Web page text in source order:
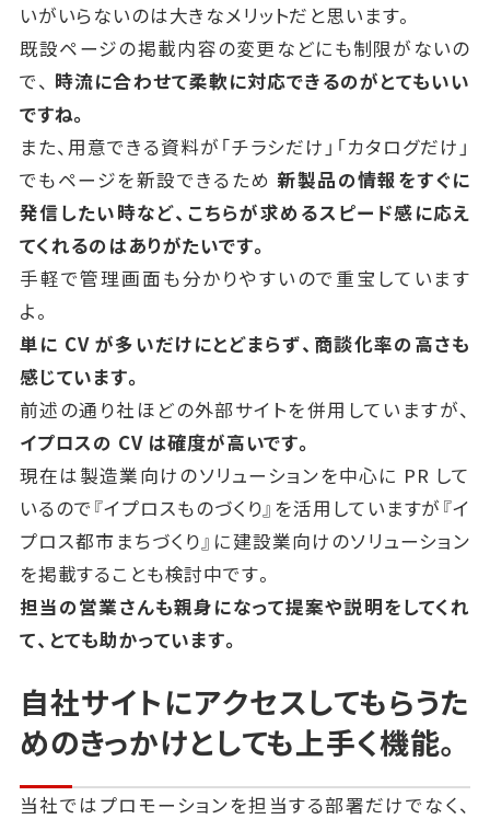
いがいらないのは大きなメリットだと思います。
既設ページの掲載内容の変更などにも制限がないの
で、 時流に合わせて柔軟に対応できるのがとてもいい
ですね。
また、用意できる資料が「チラシだけ」「カタログだけ」
でもページを新設できるため 新製品の情報をすぐに
発信したい時など、こちらが求めるスピード感に応え
てくれるのはありがたいです。
手軽で管理画面も分かりやすいので重宝しています
よ。
単に CV が多いだけにとどまらず、商談化率の高さも
感じています。
前述の通り社ほどの外部サイトを併用していますが、
イプロスの CV は確度が高いです。
現在は製造業向けのソリューションを中心に PR して
いるので『イプロスものづくり』を活用していますが 『イ
プロス都市まちづくり』に建設業向けのソリューション
を掲載することも検討中です。
担当の営業さんも親身になって提案や説明をしてくれ
て、とても助かっています。
自社サイトにアクセスしてもらうた
めのきっかけとしても上手く機能。
当社ではプロモーションを担当する部署だけでなく、